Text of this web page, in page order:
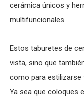
cerámica únicos y
multifuncionales.
Estos taburetes de
vista, sino que
como para
Ya sea que coloques